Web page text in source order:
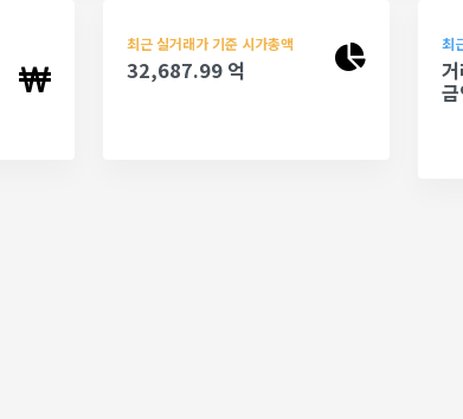
최근 실거래가 기준 시가총액
32,687.99 억
최